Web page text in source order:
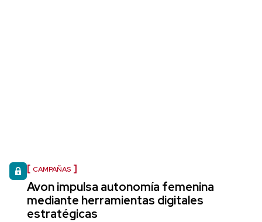
CAMPAÑAS
Avon impulsa autonomía femenina
mediante herramientas digitales
estratégicas